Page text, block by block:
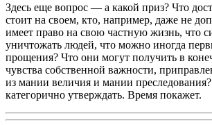
Здесь еще вопрос — а какой приз? Что
стоит на своем, кто, например, даже не
имеет право на свою частную жизнь, что
уничтожать людей, что можно иногда
прощения? Что они могут получить в
чувства собственной важности,
из мании величия и мании
категорично утверждать. Время покажет.